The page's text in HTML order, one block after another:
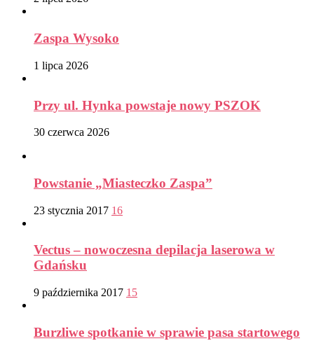
Zaspa Wysoko
1 lipca 2026
Przy ul. Hynka powstaje nowy PSZOK
30 czerwca 2026
Powstanie „Miasteczko Zaspa”
23 stycznia 2017 16
Vectus – nowoczesna depilacja laserowa w
Gdańsku
9 października 2017 15
Burzliwe spotkanie w sprawie pasa startowego